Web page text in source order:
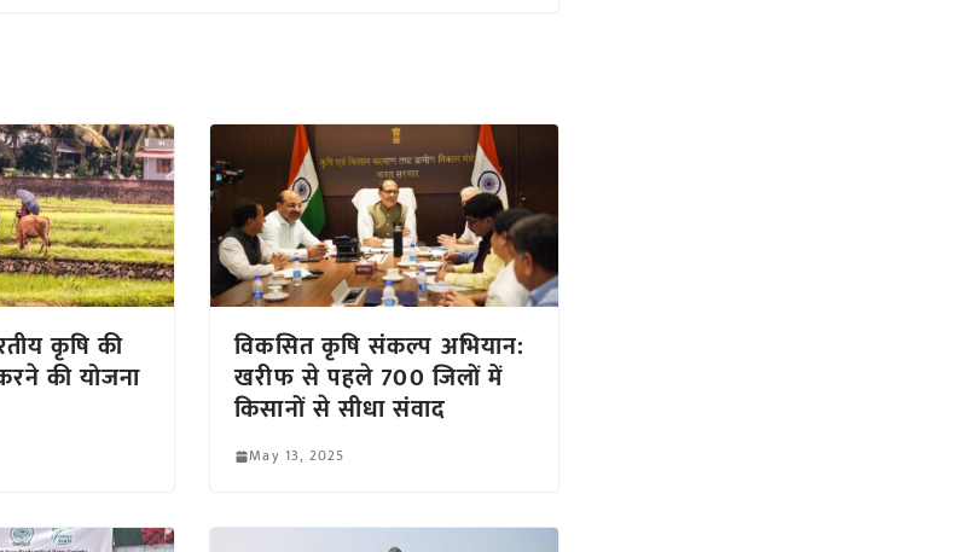
कृषि की
की योजना
विकसित कृषि संकल्प अभियान:
खरीफ से पहले 700 जिलों में
किसानों से सीधा संवाद
May 13, 2025